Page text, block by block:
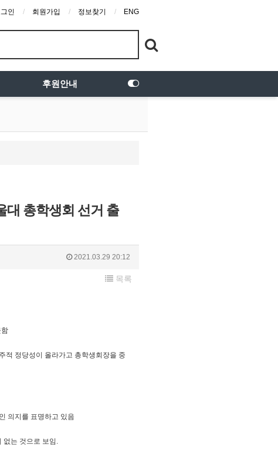
인 회원가입 정보찾기 ENG
후원안내
대 총학생회 선거 출
2021.03.29 20:12
목록
함
적 정당성이 올라가고 총학생회장을 중
의지를 표명하고 있음
없는 것으로 보임.